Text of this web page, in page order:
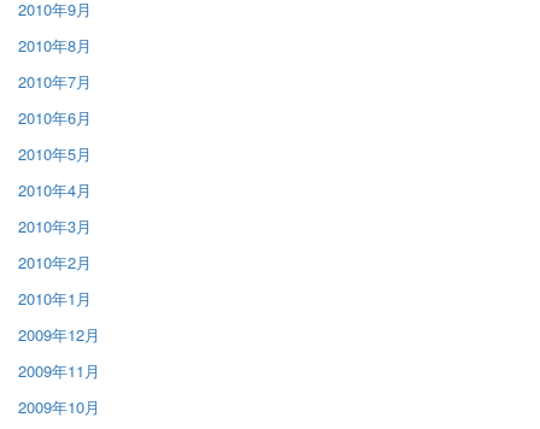
2010年9月
2010年8月
2010年7月
2010年6月
2010年5月
2010年4月
2010年3月
2010年2月
2010年1月
2009年12月
2009年11月
2009年10月